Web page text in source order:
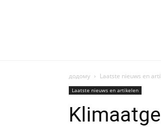
додому Laatste nieuws en
Laatste nieuws en artikelen